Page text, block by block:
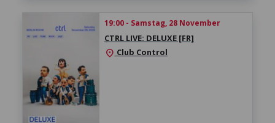
19:00 - Samstag, 28 November
CTRL LIVE: DELUXE [FR]
location_on Club Control